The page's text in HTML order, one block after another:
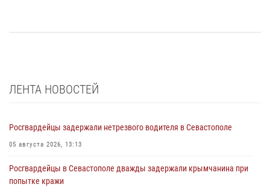
ЛЕНТА НОВОСТЕЙ
Росгвардейцы задержали нетрезвого водителя в Севастополе
05 августа 2026, 13:13
Росгвардейцы в Севастополе дважды задержали крымчанина при
попытке кражи